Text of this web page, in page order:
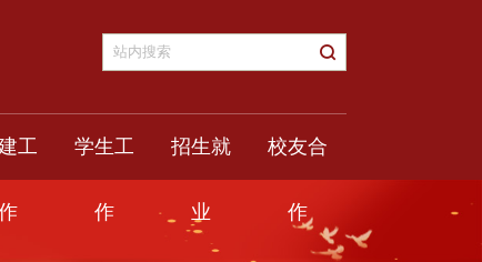
工 学生工
作
招生就
业
校友合
作